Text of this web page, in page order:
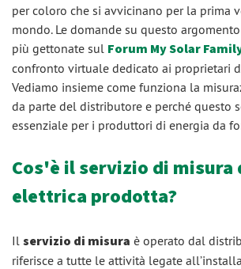
per coloro che si avvicinano per la prima
mondo. Le domande su questo
più gettonate sul Forum My Solar
confronto virtuale dedicato ai proprietari
Vediamo insieme come funziona la
da parte del distributore e perché questo
essenziale per i produttori di energia da
Cos'è il servizio di
elettrica prodotta?
Il servizio di misura è operato dal
riferisce a tutte le attività legate